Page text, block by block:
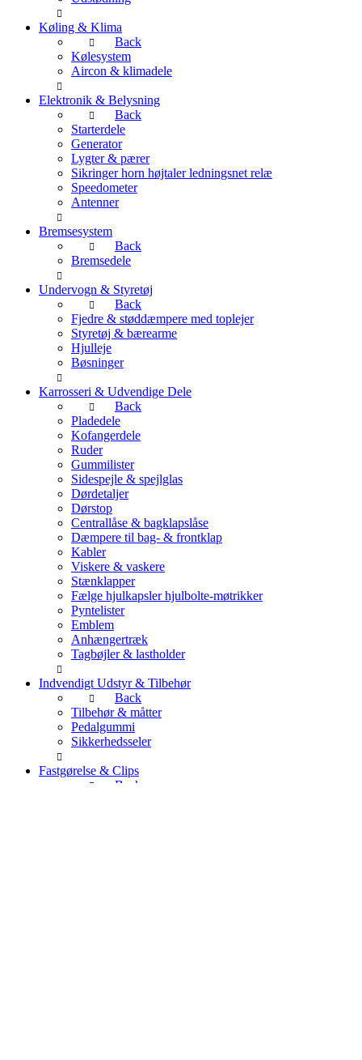
Køling & Klima
Back
Kølesystem
Aircon & klimadele
Elektronik & Belysning
Back
Starterdele
Generator
Lygter & pærer
Sikringer horn højtaler ledningsnet relæ
Speedometer
Antenner
Bremsesystem
Back
Bremsedele
Undervogn & Styretøj
Back
Fjedre & støddæmpere med toplejer
Styretøj & bærearme
Hjulleje
Bøsninger
Karrosseri & Udvendige Dele
Back
Pladedele
Kofangerdele
Ruder
Gummilister
Sidespejle & spejlglas
Dørdetaljer
Dørstop
Centrallåse & bagklapslåse
Dæmpere til bag- & frontklap
Kabler
Viskere & vaskere
Stænklapper
Fælge hjulkapsler hjulbolte-møtrikker
Pyntelister
Emblem
Anhængertræk
Tagbøjler & lastholder
Indvendigt Udstyr & Tilbehør
Back
Tilbehør & måtter
Pedalgummi
Sikkerhedsseler
Fastgørelse & Clips
Back